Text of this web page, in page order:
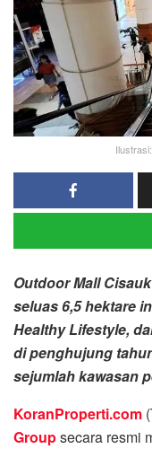
Outdoor Mall
seluas 6,5 hektare
Healthy Lifestyle,
di penghujung
sejumlah kawasan
KoranProperti.com
Groupsecara resmi